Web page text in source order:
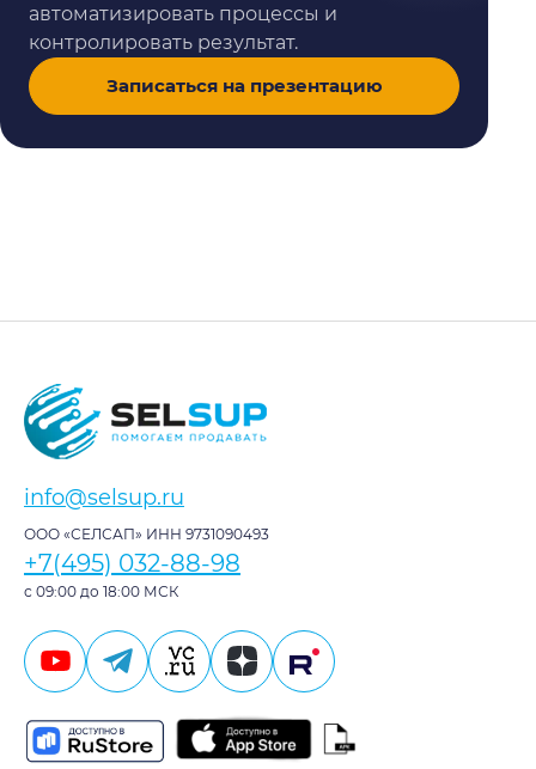
автоматизировать процессы и
контролировать результат.
Записаться на презентацию
info@selsup.ru
ООО «СЕЛСАП» ИНН 9731090493
+7(495) 032-88-98
с 09:00 до 18:00 МСК